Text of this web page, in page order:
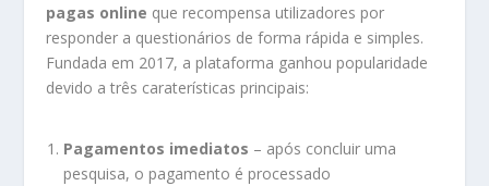
pagas online que recompensa utilizadores por
responder a questionários de forma rápida e simples.
Fundada em 2017, a plataforma ganhou popularidade
devido a três caraterísticas principais:
Pagamentos imediatos – após concluir uma
pesquisa, o pagamento é processado